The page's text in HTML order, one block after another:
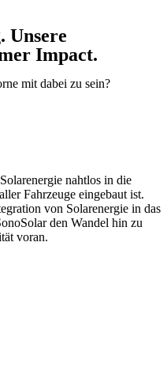
Unsere
Impact.
mit dabei zu sein?
nahtlos in die
Fahrzeuge eingebaut ist.
von Solarenergie in das
den Wandel hin zu
voran.